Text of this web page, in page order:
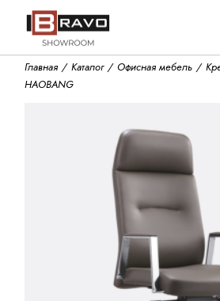
Главная Каталог Офисная мебель
HAOBANG